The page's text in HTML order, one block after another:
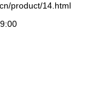
product/14.html